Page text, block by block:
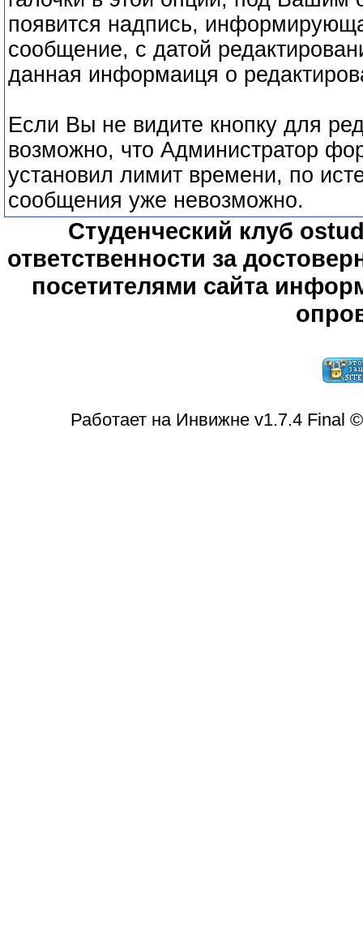
появится надпись,
сообщение, с датой
данная информаиця о
Если Вы не видите кнопку для
возможно, что Администратор
установил лимит времени, по
сообщения уже невозможно.
Студенческий клуб
ответственности за
посетителями сайта
Работает на Инвижне v1.7.4 Final